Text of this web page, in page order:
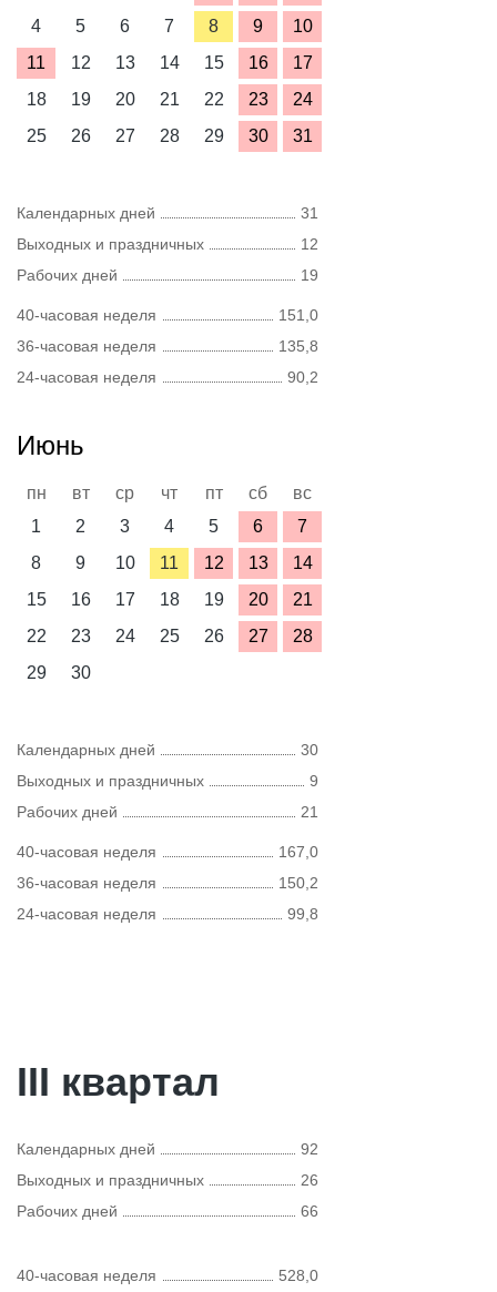
4
5 6 7 8 9
10
11
12 13 14 15 16
17
18
19 20 21 22 23
24
25
26 27 28 29 30 31
Календарных дней
31
Выходных и праздничных
12
Рабочих дней
19
40-часовая неделя
151,0
36-часовая неделя
135,8
24-часовая неделя
90,2
Июнь
пн вт ср чт пт сб
вс
1
2 3 4 5 6
7
8
9 10 11 12 13
14
15
16 17 18 19 20
21
22
23 24 25 26 27
28
29
30
Календарных дней
30
Выходных и праздничных
9
Рабочих дней
21
40-часовая неделя
167,0
36-часовая неделя
150,2
24-часовая неделя
99,8
III квартал
Календарных дней
92
Выходных и праздничных
26
Рабочих дней
66
40-часовая неделя 528,0